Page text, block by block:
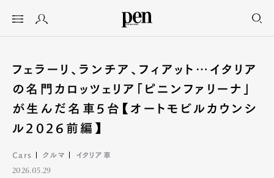
フェラーリ、ランチア、フィアット…イタリア
の名門カロッツェリア「ピニンファリーナ」
が生んだ名車5台【オートモビルカウンシ
ル2026前編】
Cars クルマ イタリア車
2026.05.29